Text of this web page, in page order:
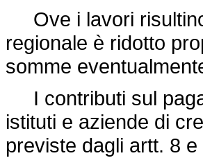
Ove i lavori
regionale è ridotto
somme
I contributi sul
istituti e aziende di
previste dagli artt. 8